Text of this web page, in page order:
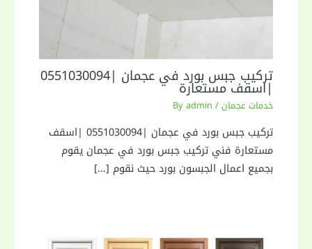
تركيب جبس بورد في عجمان |0551030094
|اسقف مستعارة
خدمات عجمان/ By
admin
تركيب جبس بورد في عجمان |0551030094 |اسقف
مستعارة فني تركيب جبس بورد في عجمان يقوم
بجميع اعمال الجبسون بورد حيث نقوم […]